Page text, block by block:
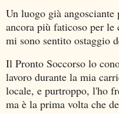
Un luogo già
ancora più faticoso per
mi sono sentito ostaggio
Il Pronto Soccorso lo
lavoro durante la mia
locale, e purtroppo, l'ho
ma è la prima volta che